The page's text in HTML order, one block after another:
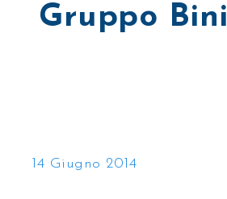
Gruppo Bini
14 Giugno 2014